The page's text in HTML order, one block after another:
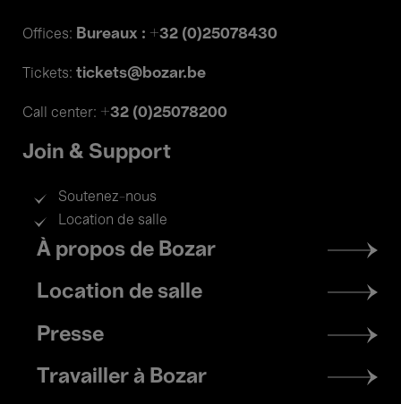
Offices: Bureaux : +32 (0)25078430
Tickets: tickets@bozar.be
Call center: +32 (0)25078200
Join & Support
Soutenez-nous
Location de salle
Footer
menu
À propos de Bozar
Location de salle
Presse
Travailler à Bozar